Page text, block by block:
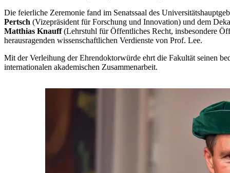
Die feierliche Zeremonie fand im Senatssaal des
Pertsch (Vizepräsident für Forschung und Innovation) und dem
Matthias Knauff(Lehrstuhl für Öffentliches Recht, insbesondere
herausragenden wissenschaftlichen Verdienste von Prof. Lee.
Mit der Verleihung der Ehrendoktorwürde ehrt die Fakultät seinen
internationalen akademischen Zusammenarbeit.